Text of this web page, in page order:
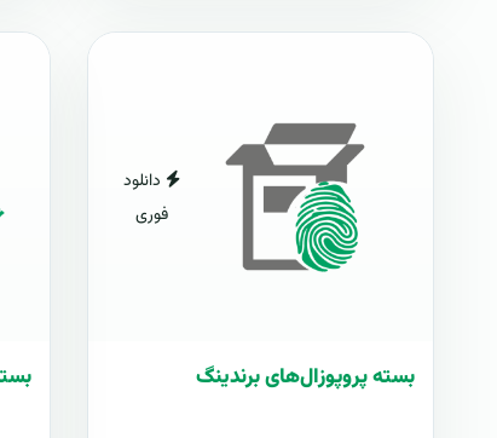
دانلود
فوری
بسته پروپوزال‌های برندینگ